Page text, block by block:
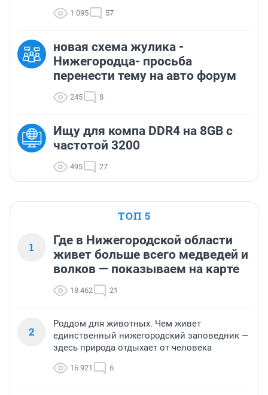
1 095 57
новая схема жулика -
Нижегородца- просьба
перенести тему на авто форум
245 8
Ищу для компа DDR4 на 8GB с
частотой 3200
495 27
ТОП 5
1
Где в Нижегородской области
живет больше всего медведей и
волков — показываем на карте
18 462 21
2
Роддом для животных. Чем живет
единственный нижегородский заповедник —
здесь природа отдыхает от человека
16 921 6